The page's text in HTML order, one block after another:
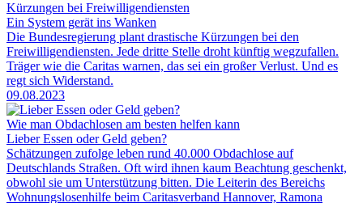
Kürzungen bei Freiwilligendiensten
Ein System gerät ins Wanken
Die Bundesregierung plant drastische Kürzungen bei den
Freiwilligendiensten. Jede dritte Stelle droht künftig wegzufallen.
Träger wie die Caritas warnen, das sei ein großer Verlust. Und es
regt sich Widerstand.
09.08.2023
Wie man Obdachlosen am besten helfen kann
Lieber Essen oder Geld geben?
Schätzungen zufolge leben rund 40.000 Obdachlose auf
Deutschlands Straßen. Oft wird ihnen kaum Beachtung geschenkt,
obwohl sie um Unterstützung bitten. Die Leiterin des Bereichs
Wohnungslosenhilfe beim Caritasverband Hannover, Ramona